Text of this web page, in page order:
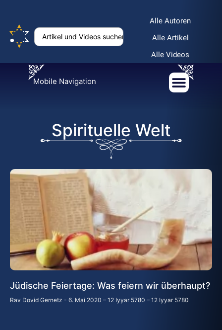
Alle Autoren
Alle Artikel
Alle Videos
Mobile Navigation
Spirituelle Welt
Jüdische Feiertage: Was feiern wir überhaupt?
Rav Dovid Gernetz 6. Mai 2020 – 12 Iyyar 5780 – 12 Iyyar 5780